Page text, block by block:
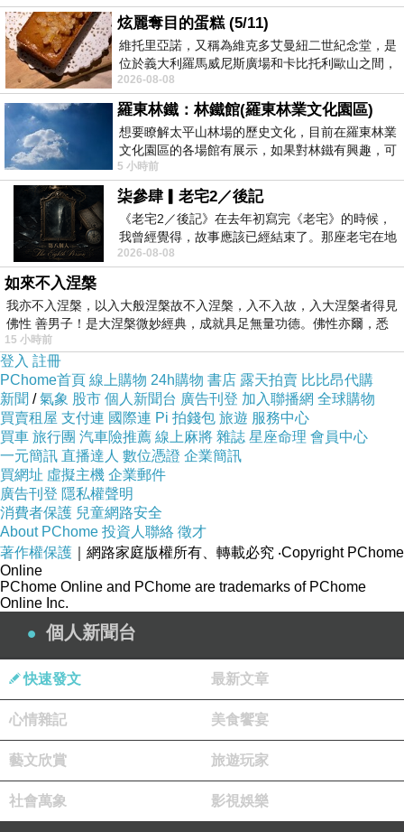
台灣肥角鍬形蟲
雙鉤鋸鍬形蟲
炫麗奪目的蛋糕 (5/11)
維托里亞諾，又稱為維克多艾曼紐二世紀念堂，是
位於義大利羅馬威尼斯廣場和卡比托利歐山之間，
用以紀念統一義大利統一後的的第一位國
2026-08-08
羅東林鐵：林鐵館(羅東林業文化園區)
想要瞭解太平山林場的歷史文化，目前在羅東林業
文化園區的各場館有展示，如果對林鐵有興趣，可
以到林鐵館。 這裡展示從山下
5 小時前
柒參肆▎老宅2／後記
《老宅2／後記》在去年初寫完《老宅》的時候，
我曾經覺得，故事應該已經結束了。那座老宅在地
震中倒塌，七個人終於離開那片黑暗，
2026-08-08
如來不入涅槃
我亦不入涅槃，以入大般涅槃故不入涅槃，入不入故，入大涅槃者得見
佛性 善男子！是大涅槃微妙經典，成就具足無量功德。佛性亦爾，悉
15 小時前
登入 註冊
PChome首頁 線上購物 24h購物 書店 露天拍賣 比比昂代購
新聞 /氣象 股市 個人新聞台 廣告刊登 加入聯播網 全球購物
買賣租屋 支付連 國際連 Pi 拍錢包 旅遊 服務中心
買車 旅行團 汽車險推薦 線上麻將 雜誌 星座命理 會員中心
一元簡訊 直播達人 數位憑證 企業簡訊
買網址 虛擬主機 企業郵件
廣告刊登 隱私權聲明
消費者保護 兒童網路安全
About PChome 投資人聯絡 徵才
著作權保護 ｜網路家庭版權所有、轉載必究 ‧Copyright PChome
Online
PChome Online and PChome are trademarks of PChome
Online Inc.
個人新聞台
快速發文 最新文章
心情雜記 美食饗宴
藝文欣賞 旅遊玩家
社會萬象 影視娛樂